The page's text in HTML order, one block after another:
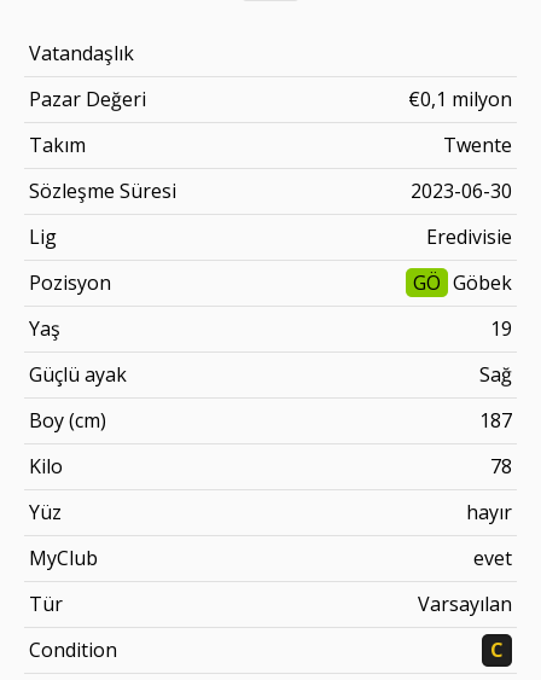
Vatandaşlık
Pazar Değeri
€0,1 milyon
Takım
Twente
Sözleşme Süresi
2023-06-30
Lig
Eredivisie
Pozisyon
GÖ Göbek
Yaş
19
Güçlü ayak
Sağ
Boy (cm)
187
Kilo
78
Yüz
hayır
MyClub
evet
Tür
Varsayılan
Condition
C